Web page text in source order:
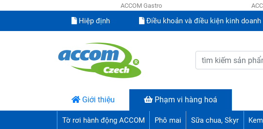
ACCOM Gastro
Hiệp định Điều khoản và điều kiện kinh doanh
Giới thiệu Phạm vi hàng hoá
Tờ rơi hành động ACCOM Phô mai Sữa chua, Skyr